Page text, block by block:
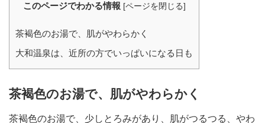
このページでわかる情報 [ページを閉じる]
茶褐色のお湯で、肌がやわらかく
大和温泉は、近所の方でいっぱいになる日も
茶褐色のお湯で、肌がやわらかく
茶褐色のお湯で、少しとろみがあり、肌がつるつる、やわ